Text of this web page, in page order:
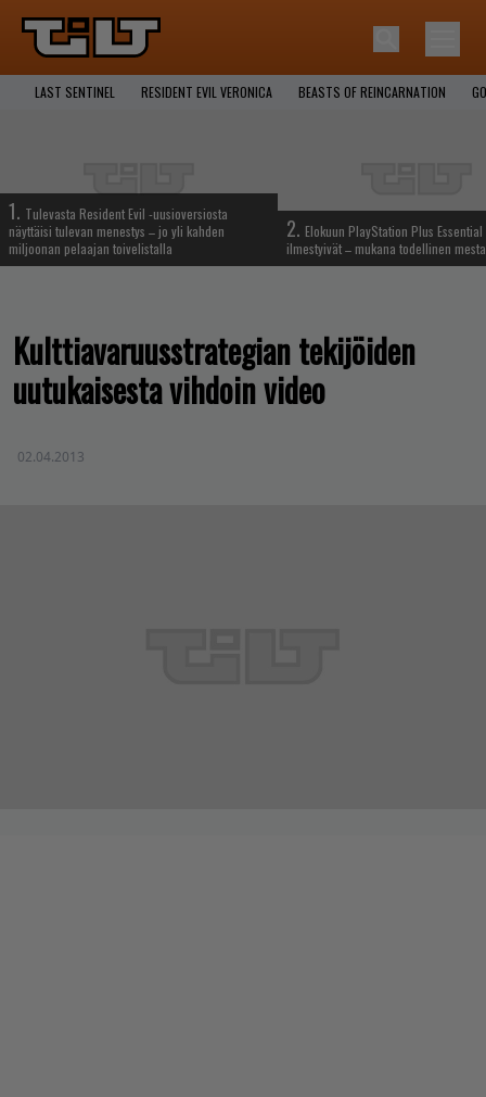
LAST SENTINEL RESIDENT EVIL VERONICA BEASTS OF REINCARNATION
1. Tulevasta Resident Evil -uusioversiosta
näyttäisi tulevan menestys – jo yli kahden
miljoonan pelaajan toivelistalla
2. Elokuun PlayStation Plus
ilmestyivät – mukana todellinen
Kulttiavaruusstrategian tekijöiden
uutukaisesta vihdoin video
02.04.2013